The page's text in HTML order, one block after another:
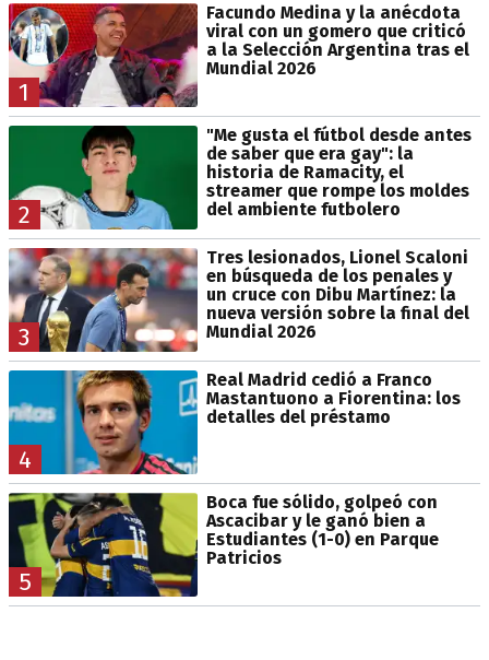
1
Facundo Medina y la anécdota
viral con un gomero que criticó
a la Selección Argentina tras el
Mundial 2026
2
"Me gusta el fútbol desde antes
de saber que era gay": la
historia de Ramacity, el
streamer que rompe los moldes
del ambiente futbolero
3
Tres lesionados, Lionel Scaloni
en búsqueda de los penales y
un cruce con Dibu Martínez: la
nueva versión sobre la final del
Mundial 2026
4
Real Madrid cedió a Franco
Mastantuono a Fiorentina: los
detalles del préstamo
5
Boca fue sólido, golpeó con
Ascacibar y le ganó bien a
Estudiantes (1-0) en Parque
Patricios